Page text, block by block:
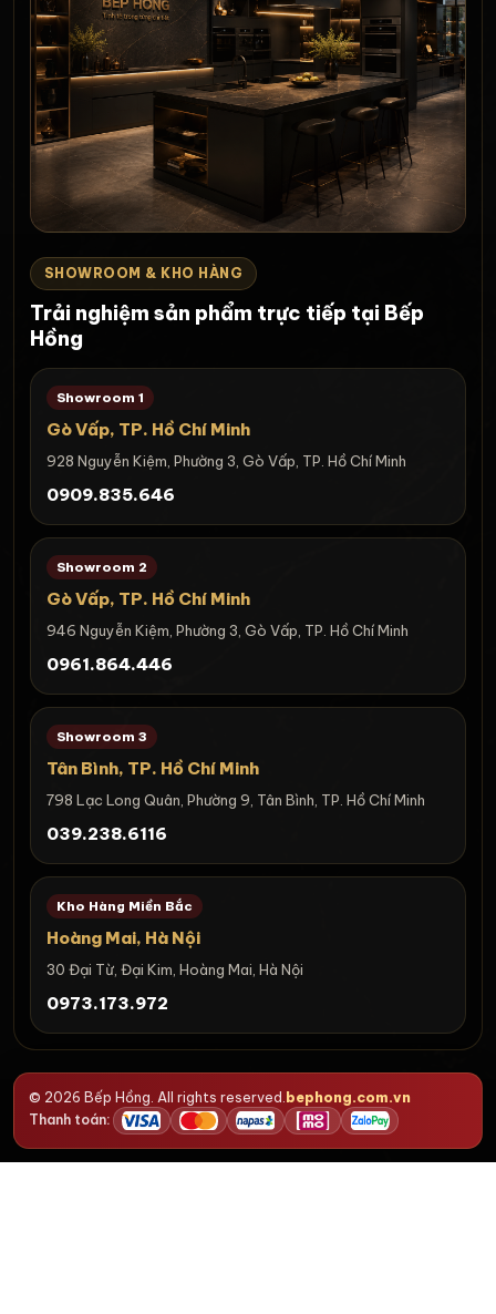
SHOWROOM & KHO HÀNG
Trải nghiệm sản phẩm trực tiếp tại Bếp
Hồng
Showroom 1
Gò Vấp, TP. Hồ Chí Minh
928 Nguyễn Kiệm, Phường 3, Gò Vấp, TP. Hồ Chí Minh
0909.835.646
Showroom 2
Gò Vấp, TP. Hồ Chí Minh
946 Nguyễn Kiệm, Phường 3, Gò Vấp, TP. Hồ Chí Minh
0961.864.446
Showroom 3
Tân Bình, TP. Hồ Chí Minh
798 Lạc Long Quân, Phường 9, Tân Bình, TP. Hồ Chí Minh
039.238.6116
Kho Hàng Miền Bắc
Hoàng Mai, Hà Nội
30 Đại Từ, Đại Kim, Hoàng Mai, Hà Nội
0973.173.972
© 2026 Bếp Hồng. All rights reserved. bephong.com.vn
Thanh toán: